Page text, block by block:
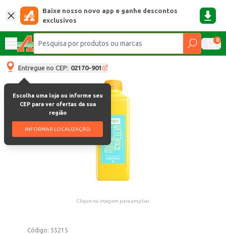
Baixe nosso novo app e ganhe descontos
exclusivos
0
Entregue no CEP: 02170-901
Escolha uma loja ou informe seu
CEP para ver ofertas da sua
região
INFORMAR LOCALIZAÇÃO
Clique na imagem para ampliar.
Código: 55215